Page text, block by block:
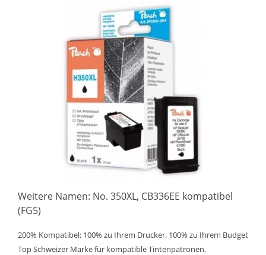
Weitere Namen: No. 350XL, CB336EE kompatibel
(FG5)
200% Kompatibel: 100% zu Ihrem Drucker. 100% zu Ihrem Budget
Top Schweizer Marke für kompatible Tintenpatronen.